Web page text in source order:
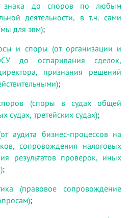
знака до споров по любым
деятельности, в т.ч. сами
для эвм);
и споры (от организации и
до оспаривания сделок,
признания решений
;
(споры в судах общей
судах, третейских судах);
аудита бизнес-процессов на
сопровождения налоговых
результатов проверок, иных
;
(правовое сопровождение
;